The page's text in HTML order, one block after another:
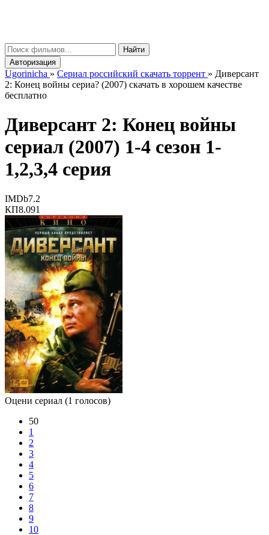
Найти
Авторизация
Ugorinicha » Сериал российский скачать торрент » Диверсант
2: Конец войны сериа? (2007) скачать в хорошем качестве
бесплатно
Диверсант 2: Конец войны
сериал (2007) 1-4 сезон 1-
1,2,3,4 серия
IMDb7.2
КП8.091
Оцени сериал (1 голосов)
50
1
2
3
4
5
6
7
8
9
10